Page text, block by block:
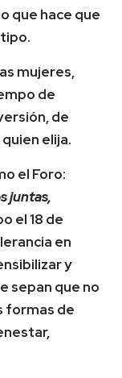
que hace que
mujeres,
de
de
elija.
el Foro:
juntas,
el 18 de
en
y
sepan que no
formas de